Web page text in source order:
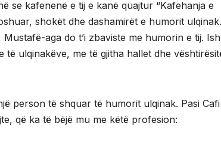
se kafenenë e tij e kanë quajtur “Kafehanja e
shokët dhe dashamirët e humorit ulqinak.
aga do t’i zbaviste me humorin e tij.
ulqinakëve, me të gjitha hallet dhe
person të shquar të humorit ulqinak. Pasi
që ka të bëjë mu me këtë profesion: